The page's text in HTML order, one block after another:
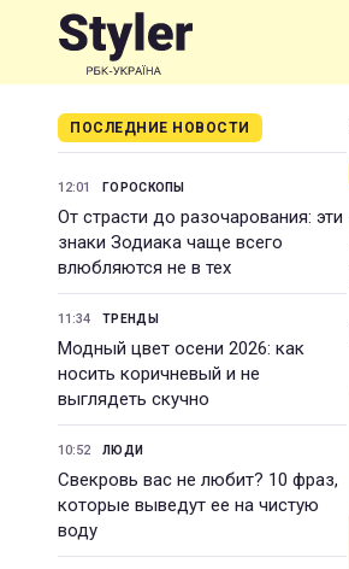
ПОСЛЕДНИЕ НОВОСТИ
12:01 ГОРОСКОПЫ
От страсти до разочарования: эти
знаки Зодиака чаще всего
влюбляются не в тех
11:34 ТРЕНДЫ
Модный цвет осени 2026: как
носить коричневый и не
выглядеть скучно
10:52 ЛЮДИ
Свекровь вас не любит? 10 фраз,
которые выведут ее на чистую
воду